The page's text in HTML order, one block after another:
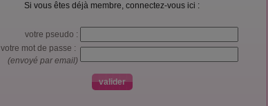
Si vous êtes déjà membre, connectez-vous ici :
votre pseudo :
votre mot de passe :
(envoyé par email)